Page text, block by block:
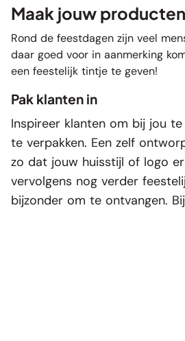
Maak jouw
Rond de feestdagen zijn veel
daar goed voor in aanmerking
een feestelijk tintje te geven!
Pak klanten in
Inspireer klanten om bij jou
te verpakken. Een zelf
zo dat jouw huisstijl of logo
vervolgens nog verder
bijzonder om te ontvangen.